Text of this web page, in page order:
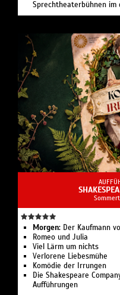
Sprechtheaterbühnen im
Morgen: Der Kaufmann
Romeo und Julia
Viel Lärm um nichts
Verlorene Liebesmühe
Komödie der Irrungen
Die Shakespeare
Aufführungen